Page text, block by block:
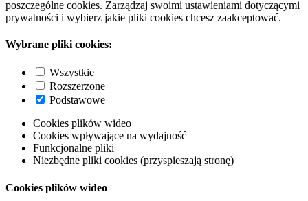
poszczególne cookies. Zarządzaj swoimi ustawieniami dotyczącymi
prywatności i wybierz jakie pliki cookies chcesz zaakceptować.
Wybrane pliki cookies:
Wszystkie
Rozszerzone
Podstawowe
Cookies plików wideo
Cookies wpływające na wydajność
Funkcjonalne pliki
Niezbędne pliki cookies (przyspieszają stronę)
Cookies plików wideo